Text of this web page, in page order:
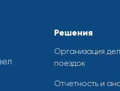
Решения
Организация
поездок
Отчетность и